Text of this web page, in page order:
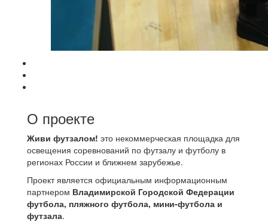
О проекте
Живи футзалом! это некоммерческая площадка для
освещения соревнований по футзалу и футболу в
регионах России и ближнем зарубежье.
Проект является официальным информационным
партнером Владимирской Городской Федерации
футбола, пляжного футбола, мини-футбола и
футзала.